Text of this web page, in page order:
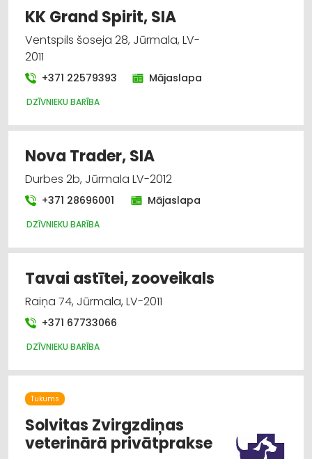
KK Grand Spirit, SIA
Ventspils šoseja 28, Jūrmala, LV-
2011
+371 22579393 Mājaslapa
DZĪVNIEKU BARĪBA
Nova Trader, SIA
Durbes 2b, Jūrmala LV-2012
+371 28696001 Mājaslapa
DZĪVNIEKU BARĪBA
Tavai astītei, zooveikals
Raiņa 74, Jūrmala, LV-2011
+371 67733066
DZĪVNIEKU BARĪBA
Tukums
Solvitas Zvirgzdiņas
veterinārā privātprakse